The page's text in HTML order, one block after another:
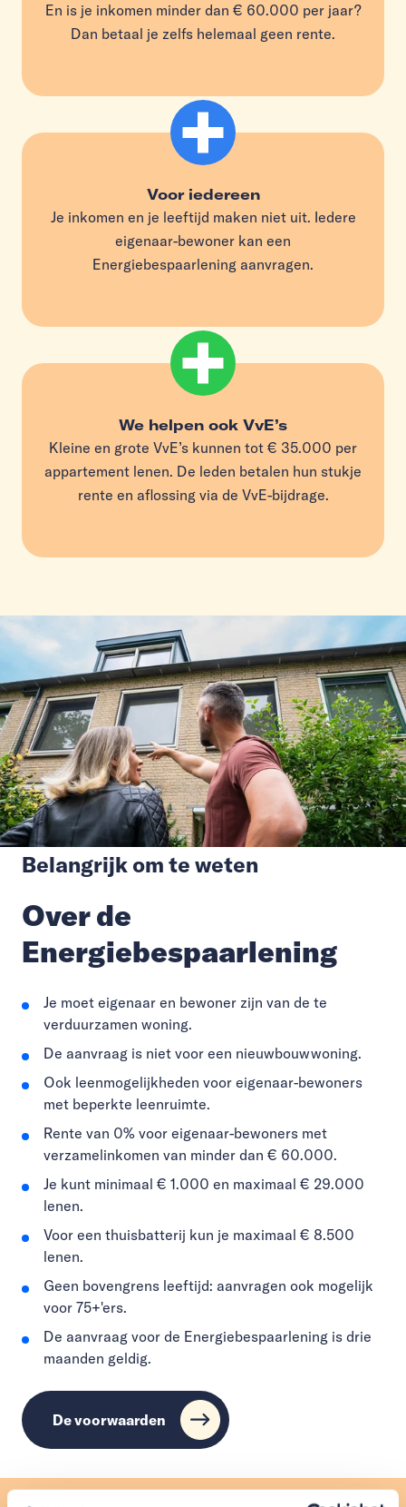
En is je inkomen minder dan € 60.000 per jaar?
Dan betaal je zelfs helemaal geen rente.
Voor iedereen
Je inkomen en je leeftijd maken niet uit. Iedere
eigenaar-bewoner kan een
Energiebespaarlening aanvragen.
We helpen ook VvE’s
Kleine en grote VvE’s kunnen tot € 35.000 per
appartement lenen. De leden betalen hun stukje
rente en aflossing via de VvE-bijdrage.
Belangrijk om te weten
Over de
Energiebespaarlening
Je moet eigenaar en bewoner zijn van de te
verduurzamen woning.
De aanvraag is niet voor een nieuwbouwwoning.
Ook leenmogelijkheden voor eigenaar-bewoners
met beperkte leenruimte.
Rente van 0% voor eigenaar-bewoners met
verzamelinkomen van minder dan € 60.000.
Je kunt minimaal € 1.000 en maximaal € 29.000
lenen.
Voor een thuisbatterij kun je maximaal € 8.500
lenen.
Geen bovengrens leeftijd: aanvragen ook mogelijk
voor 75+'ers.
De aanvraag voor de Energiebespaarlening is drie
maanden geldig.
De voorwaarden